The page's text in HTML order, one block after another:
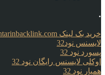
.
خرید بک لینک behtarinbacklink.com
لایسنس نود32
پسورد نود 32
اوکلی لایسنس رایگان نود 32
همیار نود 32